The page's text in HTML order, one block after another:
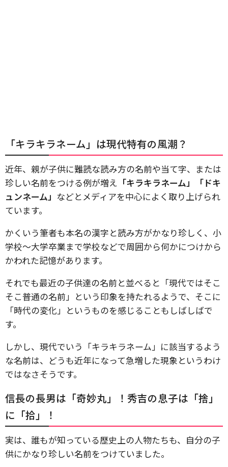
「キラキラネーム」は現代特有の風潮？
近年、親が子供に難読な読み方の名前や当て字、または
珍しい名前をつける例が増え 「キラキラネーム」「ドキ
ュンネーム」 などとメディアを中心によく取り上げられ
ています。
かくいう筆者も本名の漢字と読み方がかなり珍しく、小
学校～大学卒業まで学校などで周囲から何かにつけから
かわれた記憶があります。
それでも最近の子供達の名前と並べると「現代ではそこ
そこ普通の名前」という印象を持たれるようで、そこに
「時代の変化」というものを感じることもしばしばで
す。
しかし、現代でいう「キラキラネーム」に該当するよう
な名前は、どうも近年になって急増した現象というわけ
ではなさそうです。
信長の長男は「奇妙丸」！秀吉の息子は「捨」
に「拾」！
実は、誰もが知っている歴史上の人物たちも、自分の子
供にかなり珍しい名前をつけていました。